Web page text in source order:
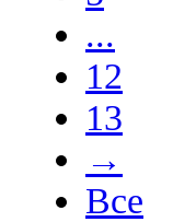
...
12
13
→
Все